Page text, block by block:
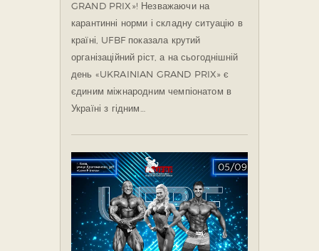
GRAND PRIX»! Незважаючи на
карантинні норми і складну ситуацію в
країні, UFBF показала крутий
організаційний ріст, а на сьогоднішній
день «UKRAINIAN GRAND PRIX» є
єдиним міжнародним чемпіонатом в
Україні з гідним…